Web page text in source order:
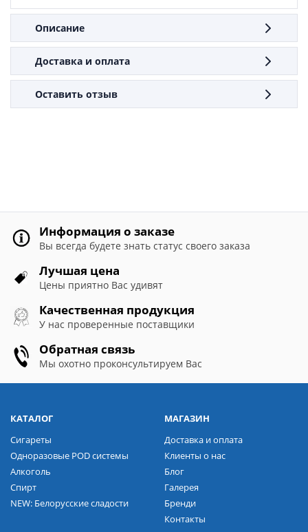
Описание
Доставка и оплата
Оставить отзыв
Информация о заказе
Вы всегда будете знать статус своего заказа
Лучшая цена
Цены приятно Вас удивят
Качественная продукция
У нас проверенные поставщики
Обратная связь
Мы охотно проконсультируем Вас
КАТАЛОГ
Сигареты
Одноразовые POD системы
Алкоголь
Спирт
NEW: Белорусские сладости
МАГАЗИН
Доставка и оплата
Клиенты о нас
Блог
Галерея
Бренди
Контакты